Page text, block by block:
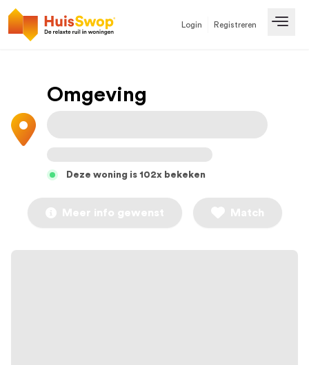
Login Registreren
Omgeving
Deze woning is 102x bekeken
Meer info gewenst Match